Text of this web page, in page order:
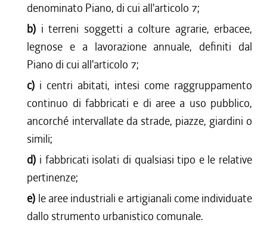
denominato Piano, di cui all'articolo 7;
b) i terreni soggetti a colture agrarie, erbacee,
legnose e a lavorazione annuale, definiti dal
Piano di cui all'articolo 7;
c) i centri abitati, intesi come raggruppamento
continuo di fabbricati e di aree a uso pubblico,
ancorché intervallate da strade, piazze, giardini o
simili;
d) i fabbricati isolati di qualsiasi tipo e le relative
pertinenze;
e) le aree industriali e artigianali come individuate
dallo strumento urbanistico comunale.